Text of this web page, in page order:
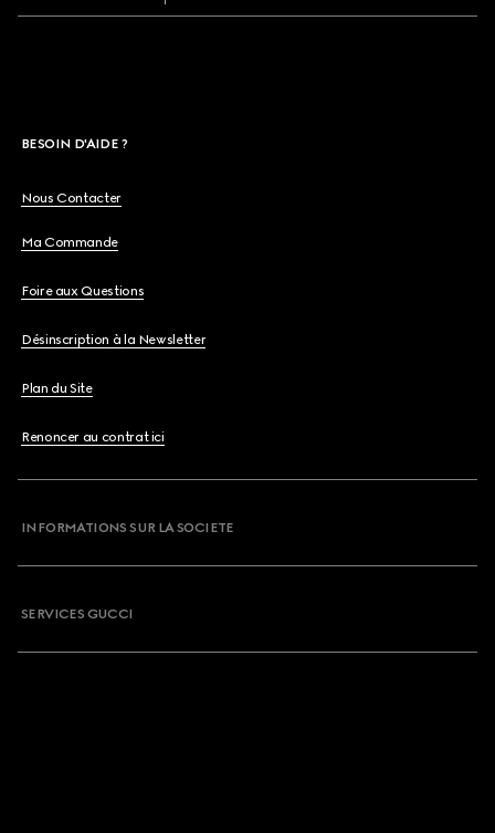
BESOIN D'AIDE ?
Nous Contacter
Ma Commande
Foire aux Questions
Désinscription à la Newsletter
Plan du Site
Renoncer au contrat ici
INFORMATIONS SUR LA SOCIETE
SERVICES GUCCI